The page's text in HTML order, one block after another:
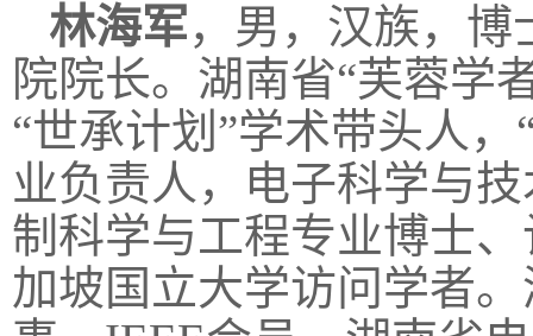
林海军， 男 ， 汉族， 博
院院长。 湖南省“芙蓉学
“世承计划”学术带头人，
业负责人，
电子科学与
制科学与工程专业博士
加坡国立大学访问学者